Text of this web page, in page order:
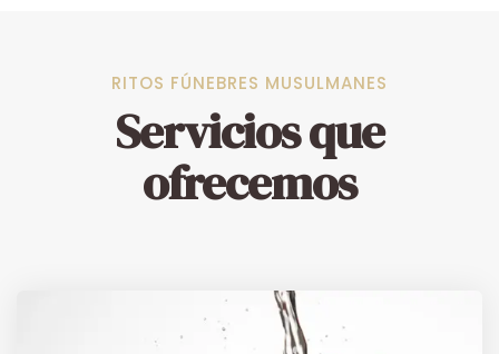
RITOS FÚNEBRES MUSULMANES
Servicios que
ofrecemos